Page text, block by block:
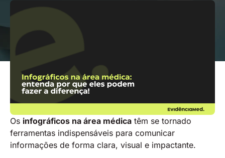
Os infográficos na área médica têm se tornado
ferramentas indispensáveis para comunicar
informações de forma clara, visual e impactante.